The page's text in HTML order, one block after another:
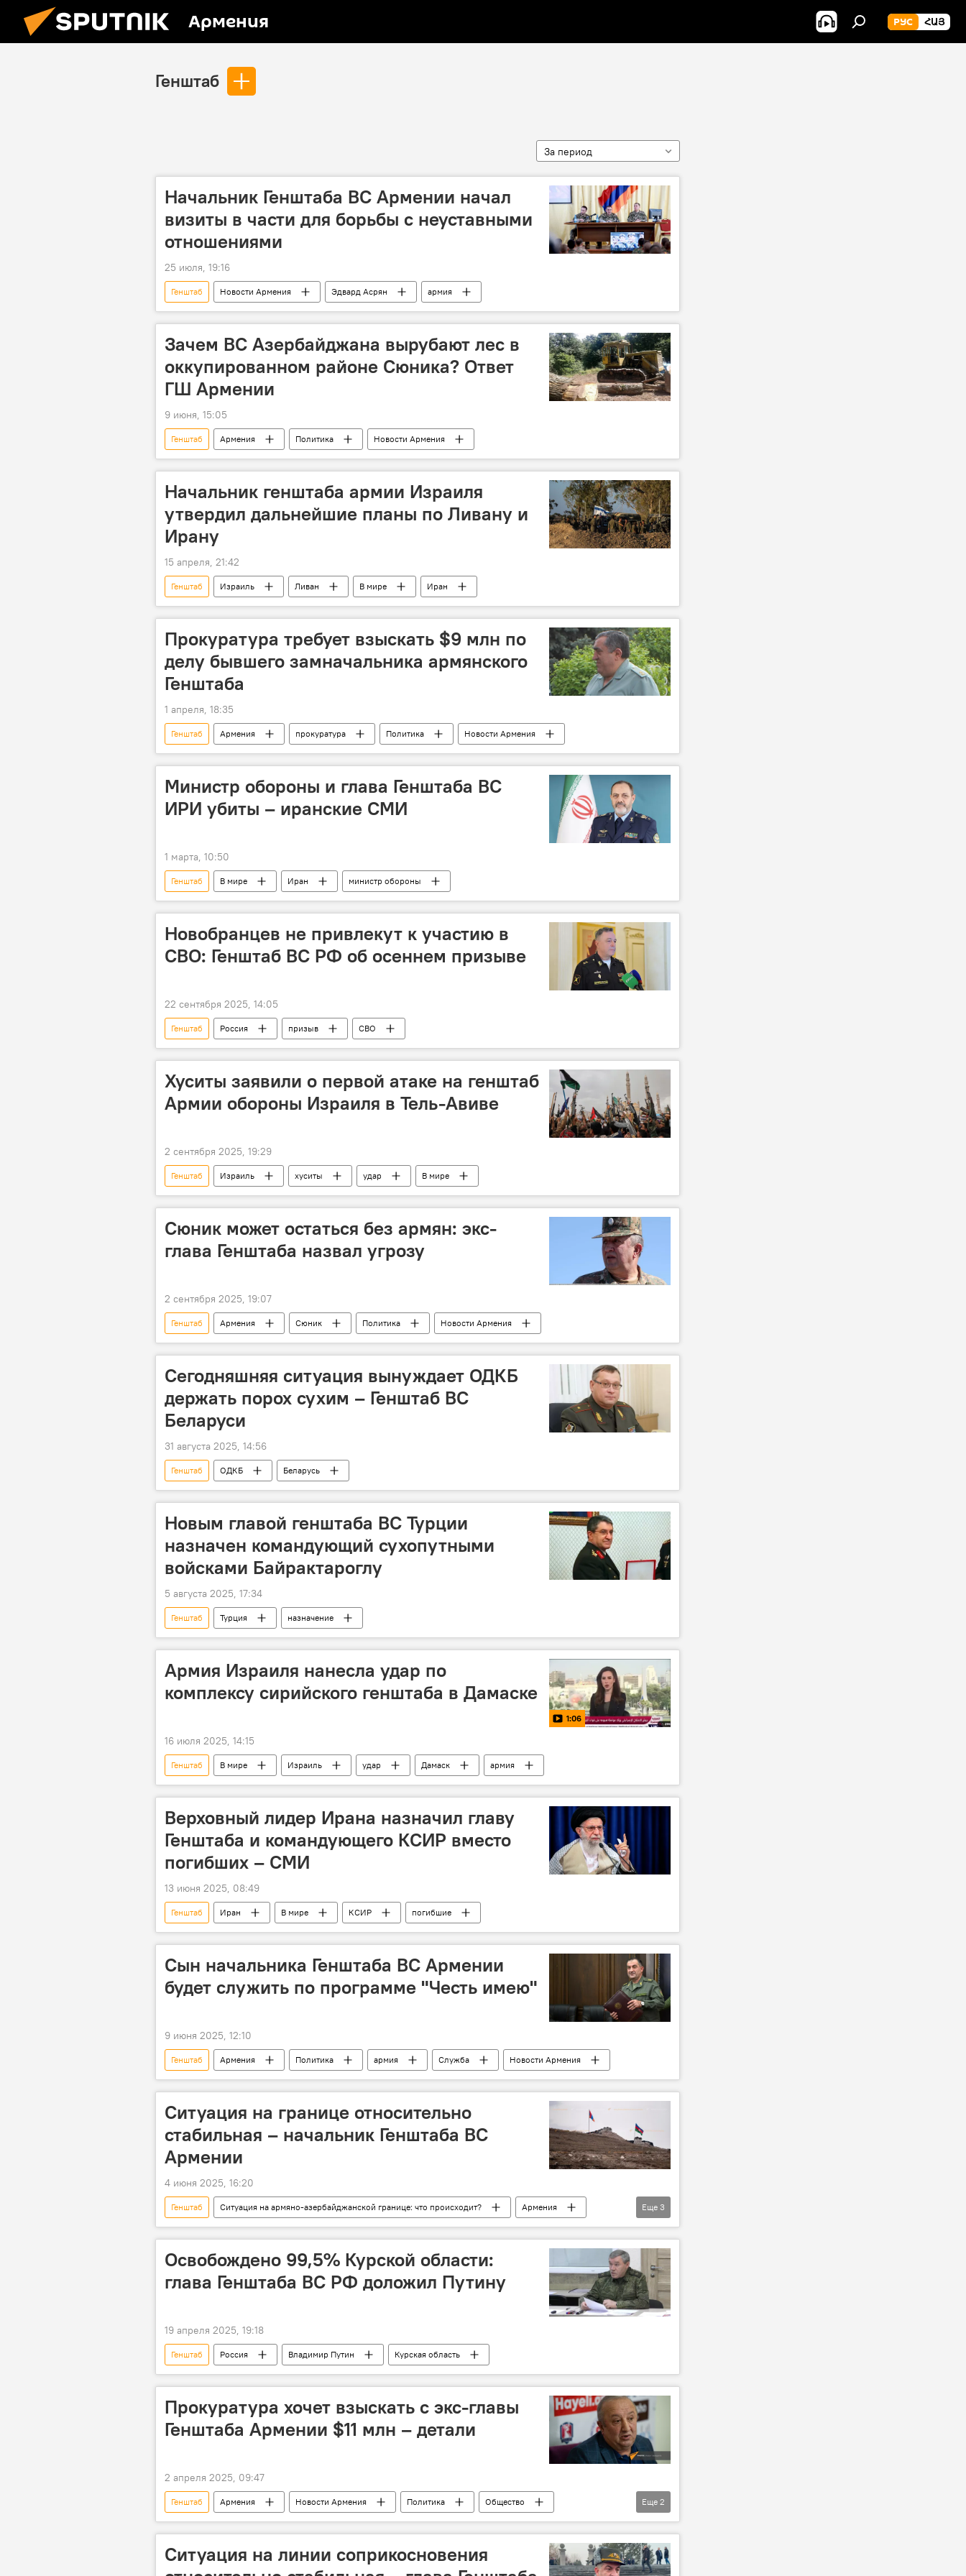
Армения РУС ՀԱՅ
Генштаб
За период
Начальник Генштаба ВС Армении начал
визиты в части для борьбы с неуставными
отношениями
25 июля, 19:16
Генштаб Новости Армения Эдвард Асрян армия
Зачем ВС Азербайджана вырубают лес в
оккупированном районе Сюника? Ответ
ГШ Армении
9 июня, 15:05
Генштаб Армения Политика Новости Армения
Начальник генштаба армии Израиля
утвердил дальнейшие планы по Ливану и
Ирану
15 апреля, 21:42
Генштаб Израиль Ливан В мире Иран
Прокуратура требует взыскать $9 млн по
делу бывшего замначальника армянского
Генштаба
1 апреля, 18:35
Генштаб Армения прокуратура Политика Новости Армения
Министр обороны и глава Генштаба ВС
ИРИ убиты – иранские СМИ
1 марта, 10:50
Генштаб В мире Иран министр обороны
Новобранцев не привлекут к участию в
СВО: Генштаб ВС РФ об осеннем призыве
22 сентября 2025, 14:05
Генштаб Россия призыв СВО
Хуситы заявили о первой атаке на генштаб
Армии обороны Израиля в Тель-Авиве
2 сентября 2025, 19:29
Генштаб Израиль хуситы удар В мире
Сюник может остаться без армян: экс-
глава Генштаба назвал угрозу
2 сентября 2025, 19:07
Генштаб Армения Сюник Политика Новости Армения
Сегодняшняя ситуация вынуждает ОДКБ
держать порох сухим – Генштаб ВС
Беларуси
31 августа 2025, 14:56
Генштаб ОДКБ Беларусь
Новым главой генштаба ВС Турции
назначен командующий сухопутными
войсками Байрактароглу
5 августа 2025, 17:34
Генштаб Турция назначение
Армия Израиля нанесла удар по
комплексу сирийского генштаба в Дамаске
1:06
16 июля 2025, 14:15
Генштаб В мире Израиль удар Дамаск армия
Верховный лидер Ирана назначил главу
Генштаба и командующего КСИР вместо
погибших – СМИ
13 июня 2025, 08:49
Генштаб Иран В мире КСИР погибшие
Сын начальника Генштаба ВС Армении
будет служить по программе "Честь имею"
9 июня 2025, 12:10
Генштаб Армения Политика армия Служба Новости Армения
Ситуация на границе относительно
стабильная – начальник Генштаба ВС
Армении
4 июня 2025, 16:20
Генштаб Ситуация на армяно-азербайджанской границе: что происходит?
Армения
Новости Армения
Политика граница
Еще 3
Освобождено 99,5% Курской области:
глава Генштаба ВС РФ доложил Путину
19 апреля 2025, 19:18
Генштаб Россия Владимир Путин Курская область
Прокуратура хочет взыскать с экс-главы
Генштаба Армении $11 млн – детали
2 апреля 2025, 09:47
Генштаб Армения Новости Армения Политика
Общество
прокуратура
детали
Еще 2
Ситуация на линии соприкосновения